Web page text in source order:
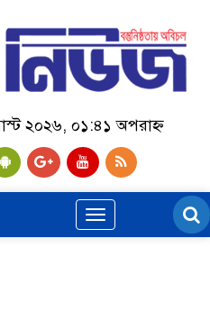
২০২৬, ০১:৪১ অপরাহ্ন
Toggle
navigation